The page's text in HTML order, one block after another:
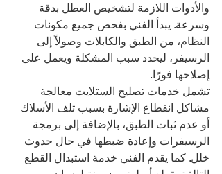
والأدوات اللازمة لتشخيص العطل بدقة
وسرعة. يبدأ الفني بفحص جميع مكونات
النظام، من الطبق والكابلات وصولاً إلى
الرسيفر، ليحدد سبب المشكلة ويعمل على
إصلاحها فورًا.
تشمل خدمات تصليح الستلايت معالجة
مشاكل انقطاع الإشارة بسبب تلف الأسلاك
أو عدم ثبات الطبق، بالإضافة إلى برمجة
الرسيفرات وإعادة ضبطها في حال حدوث
خلل. كما يقدم الفني خدمة استبدال القطع